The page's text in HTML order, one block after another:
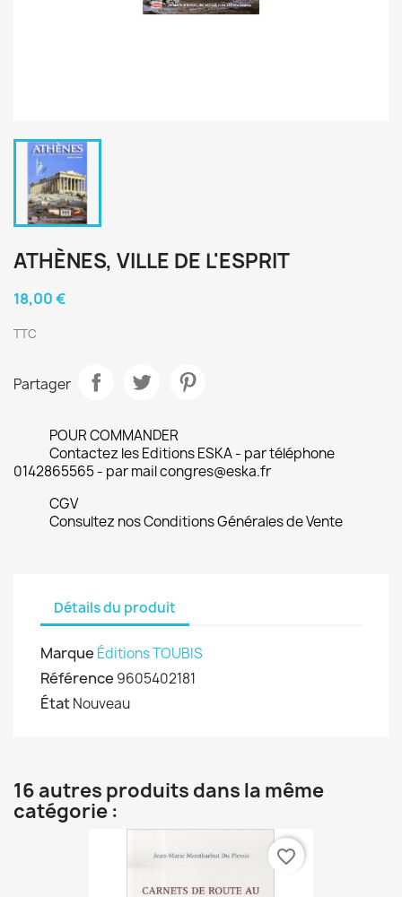
ATHÈNES, VILLE DE L'ESPRIT
18,00 €
TTC
Partager
POUR COMMANDER
Contactez les Editions ESKA - par téléphone
0142865565 - par mail congres@eska.fr
CGV
Consultez nos Conditions Générales de Vente
Détails du produit
Marque Éditions TOUBIS
Référence 9605402181
ÉtatNouveau
16 autres produits dans la même
catégorie :
favorite_border